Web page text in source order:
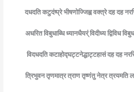
दधदति कटुदंष्प्रे भीषणोज्जिह्व वक्त्रे दह दह
अधरित विबुधाब्धि ध्यानधैयर्ं विदीध्य द्विविध
विदधदति कटाहोद्घट्टनेद्धाट्टहासं दह दह
त्रिभुवन तृणमात्र त्राण तृष्णंतु नेत्र त्रयमति